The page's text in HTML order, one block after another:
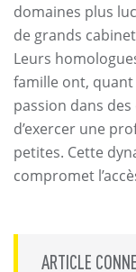
domaines plus
de grands
Leurs
famille ont,
passion dans
d’exercer une
petites. Cette
compromet
ARTICLE